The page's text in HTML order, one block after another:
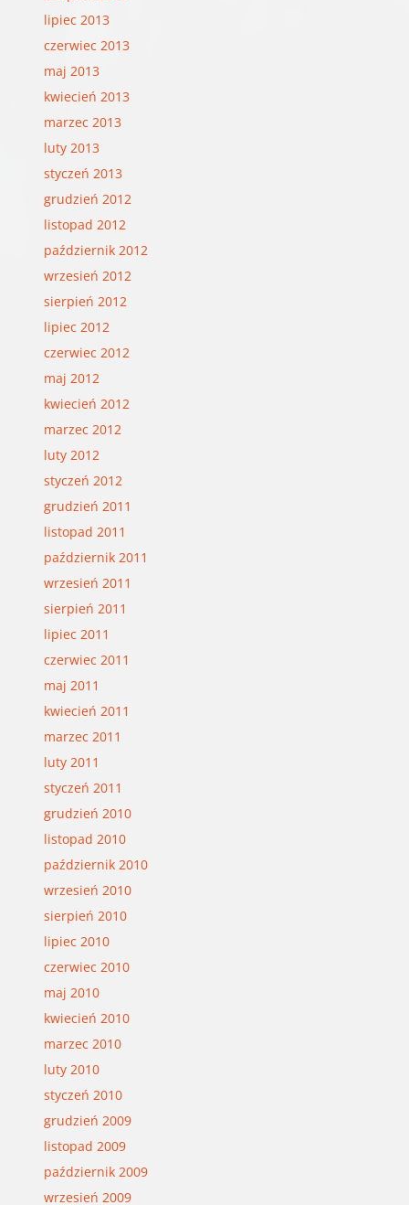
lipiec 2013
czerwiec 2013
maj 2013
kwiecień 2013
marzec 2013
luty 2013
styczeń 2013
grudzień 2012
listopad 2012
październik 2012
wrzesień 2012
sierpień 2012
lipiec 2012
czerwiec 2012
maj 2012
kwiecień 2012
marzec 2012
luty 2012
styczeń 2012
grudzień 2011
listopad 2011
październik 2011
wrzesień 2011
sierpień 2011
lipiec 2011
czerwiec 2011
maj 2011
kwiecień 2011
marzec 2011
luty 2011
styczeń 2011
grudzień 2010
listopad 2010
październik 2010
wrzesień 2010
sierpień 2010
lipiec 2010
czerwiec 2010
maj 2010
kwiecień 2010
marzec 2010
luty 2010
styczeń 2010
grudzień 2009
listopad 2009
październik 2009
wrzesień 2009